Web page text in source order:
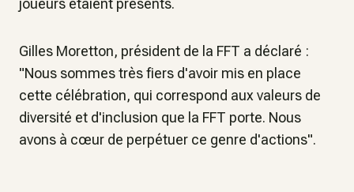
joueurs étaient présents.
Gilles Moretton, président de la FFT a déclaré :
"Nous sommes très fiers d'avoir mis en place
cette célébration, qui correspond aux valeurs de
diversité et d'inclusion que la FFT porte. Nous
avons à cœur de perpétuer ce genre d'actions".